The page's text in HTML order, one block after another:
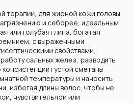
терапии, для жирной кожи головы,
и себорее, идеальным
или голубая глина, богатая
с выраженными
свойствами,
сальных желез; разводить
консистенции густой сметаны
температуры и наносить
избегая длины волос, чтобы не
чувствительной или